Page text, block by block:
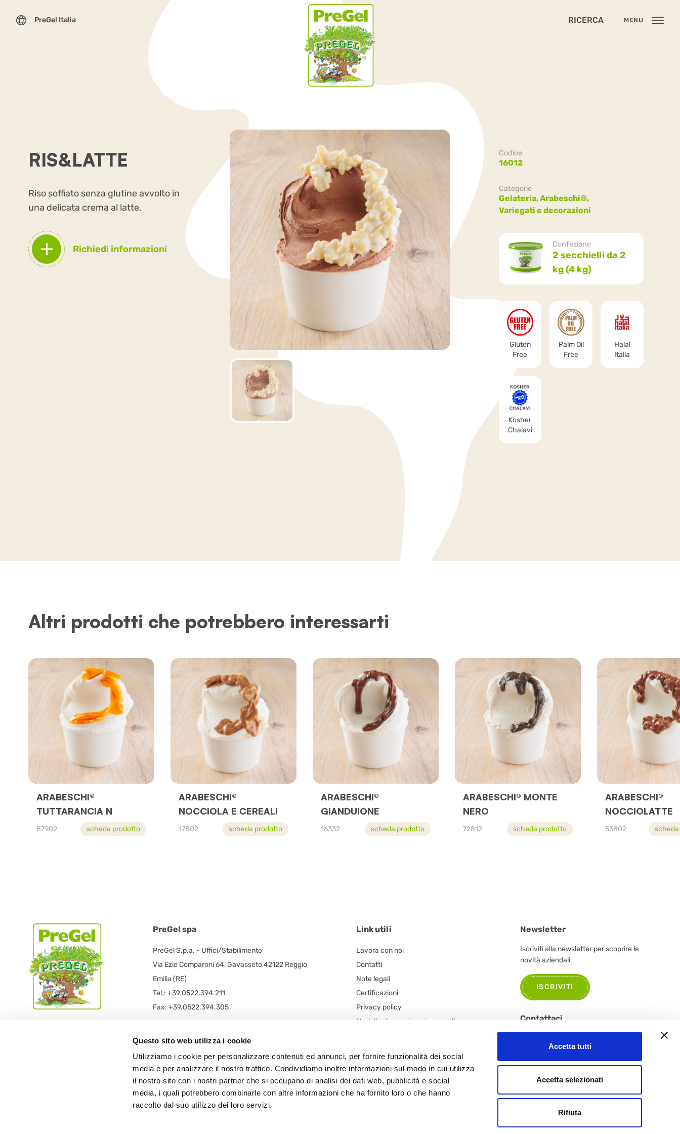
Questo sito web utilizza i cookie
Utilizziamo i cookie per personalizzare contenuti ed annunci, per fornire funzionalità dei social
media e per analizzare il nostro traffico. Condividiamo inoltre informazioni sul modo in cui utilizza
il nostro sito con i nostri partner che si occupano di analisi dei dati web, pubblicità e social
media, i quali potrebbero combinarle con altre informazioni che ha fornito loro o che hanno
raccolto dal suo utilizzo dei loro servizi.
Accetta tutti
Accetta selezionati
Rifiuta
PreGel Italia RICERCA MENU
RIS&LATTE
Riso soffiato senza glutine avvolto in
una delicata crema al latte.
Richiedi informazioni
Codice
16012
Categorie
Gelateria,Arabeschi®,
Variegati e decorazioni
Confezione
2 secchielli da 2
kg (4 kg)
Gluten
Free
Palm Oil
Free
Halal
Italia
Kosher
Chalavi
Altri prodotti che potrebbero interessarti
ARABESCHI®
TUTTARANCIA N
87902 scheda prodotto
ARABESCHI®
NOCCIOLA E CEREALI
17802 scheda prodotto
ARABESCHI®
GIANDUIONE
16332 scheda prodotto
ARABESCHI® MONTE
NERO
72812 scheda prodotto
ARABESCHI®
NOCCIOLATTE
53802
PreGel spa
PreGel S.p.a. - Uffici/Stabilimento
Via Ezio Comparoni 64, Gavasseto 42122 Reggio
Emilia (RE)
Tel.: +39.0522.394.211
Fax: +39.0522.394.305
PreGel S.p.a. - Sede Legale
Via 11 Settembre 2001 n. 5/A
42019 Scandiano (RE) - Frazione Arceto (Italy)
Link utili
Lavora con noi
Contatti
Note legali
Certificazioni
Privacy policy
Modello di organizzazione gestione e
Procedura Whistleblowing
Segnalazioni – Whistleblowing
Informativa Whistleblowing
Newsletter
Iscriviti alla newsletter per scoprire le
novità aziendali
ISCRIVITI
Contattaci
non esitate a contattarci.
CONTATTACI